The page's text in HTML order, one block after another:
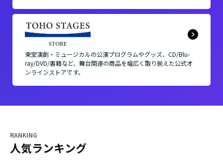
東宝演劇・ミュージカルの公演プログラムやグッズ、 CD/Blu-
ray/DVD/書籍など、舞台関連の商品を幅広く取り揃えた公式オ
ンラインストアです。
RANKING
人気ランキング